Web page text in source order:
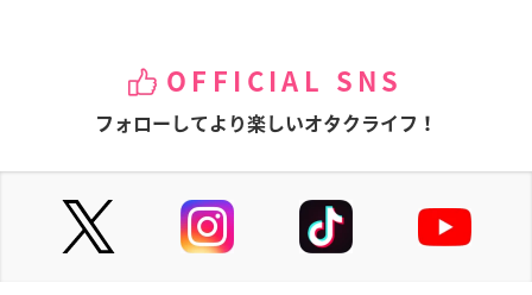
OFFICIAL SNS
フォローしてより楽しいオタクライフ！